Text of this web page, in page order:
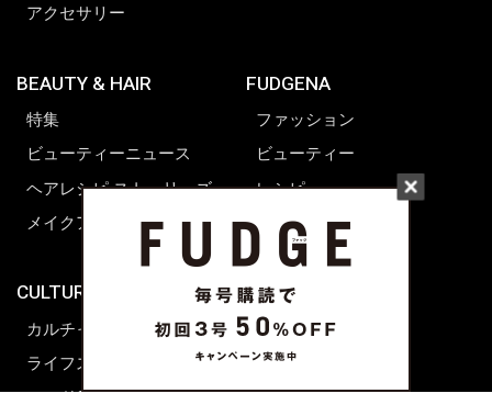
アクセサリー
BEAUTY & HAIR
特集
ビューティーニュース
ヘアレシピ ストーリーズ
メイクアップティップス
CULTURE & LIFE
カルチャー
ライフスタイル
フード&ドリンク
FUDGENA
ファッション
ビューティー
レシピ
ライフスタイル
海外生活